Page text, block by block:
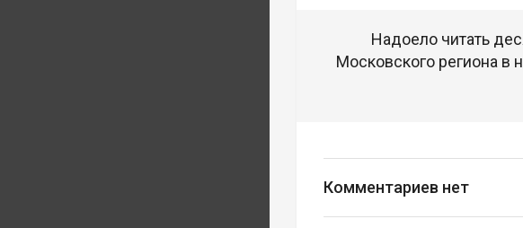
Надоело читать
Московского региона в
Комментариев нет